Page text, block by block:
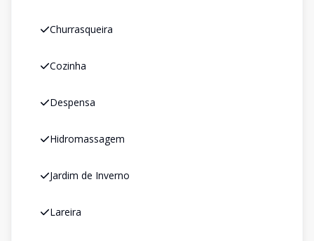
Churrasqueira
Cozinha
Despensa
Hidromassagem
Jardim de Inverno
Lareira